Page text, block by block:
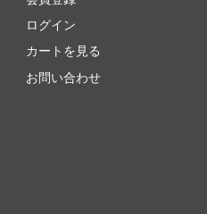
ログイン
カートを見る
お問い合わせ